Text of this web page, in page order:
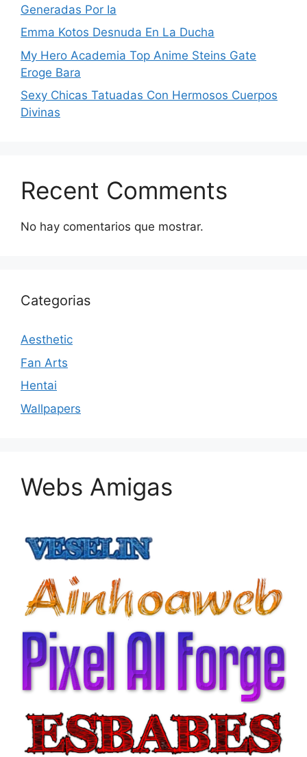
Generadas Por Ia
Emma Kotos Desnuda En La Ducha
My Hero Academia Top Anime Steins Gate
Eroge Bara
Sexy Chicas Tatuadas Con Hermosos Cuerpos
Divinas
Recent Comments
No hay comentarios que mostrar.
Categorias
Aesthetic
Fan Arts
Hentai
Wallpapers
Webs Amigas